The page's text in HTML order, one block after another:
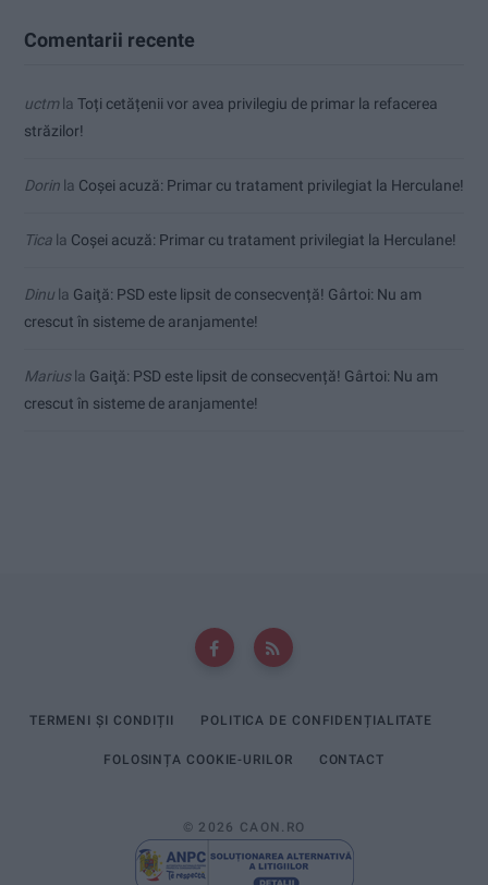
Comentarii recente
uctmla Toți cetățenii vor avea privilegiu de primar la refacerea
străzilor!
Dorin la Coșei acuză: Primar cu tratament privilegiat la Herculane!
Tica la Coșei acuză: Primar cu tratament privilegiat la Herculane!
Dinu la Gaiţă: PSD este lipsit de consecvență! Gârtoi: Nu am
crescut în sisteme de aranjamente!
Mariusla Gaiţă: PSD este lipsit de consecvență! Gârtoi: Nu am
crescut în sisteme de aranjamente!
TERMENI ȘI CONDIȚII POLITICA DE CONFIDENȚIALITATE
FOLOSINȚA COOKIE-URILOR CONTACT
© 2026 CAON.RO